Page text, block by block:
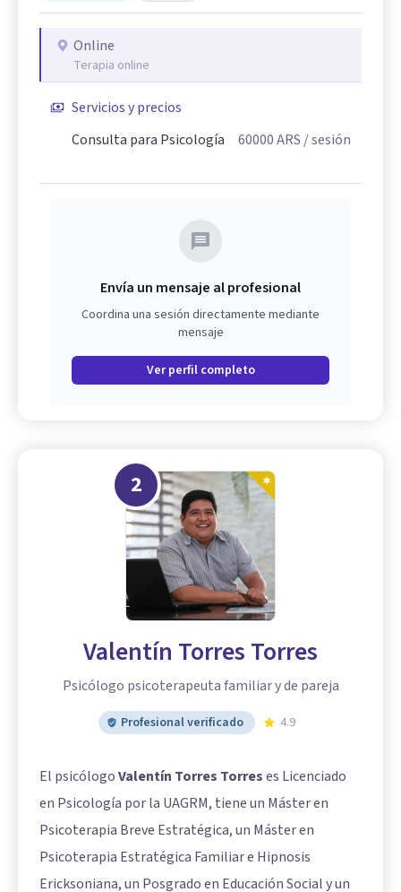
Online
Terapia online
Servicios y precios
Consulta para Psicología
60000ARS / sesión
Envía un mensaje al profesional
Coordina una sesión directamente mediante
mensaje
Ver perfil completo
2
Valentín Torres Torres
Psicólogo psicoterapeuta familiar y de pareja
Profesional verificado 4.9
El psicólogoValentín Torres Torreses Licenciado
en Psicología por la UAGRM, tiene un Máster en
Psicoterapia Breve Estratégica, un Máster en
Psicoterapia Estratégica Familiar e Hipnosis
Ericksoniana, un Posgrado en Educación Social y un